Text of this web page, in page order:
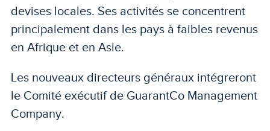
devises locales. Ses activités se concentrent
principalement dans les pays à faibles revenus
en Afrique et en Asie.
Les nouveaux directeurs généraux intégreront
le Comité exécutif de GuarantCo Management
Company.